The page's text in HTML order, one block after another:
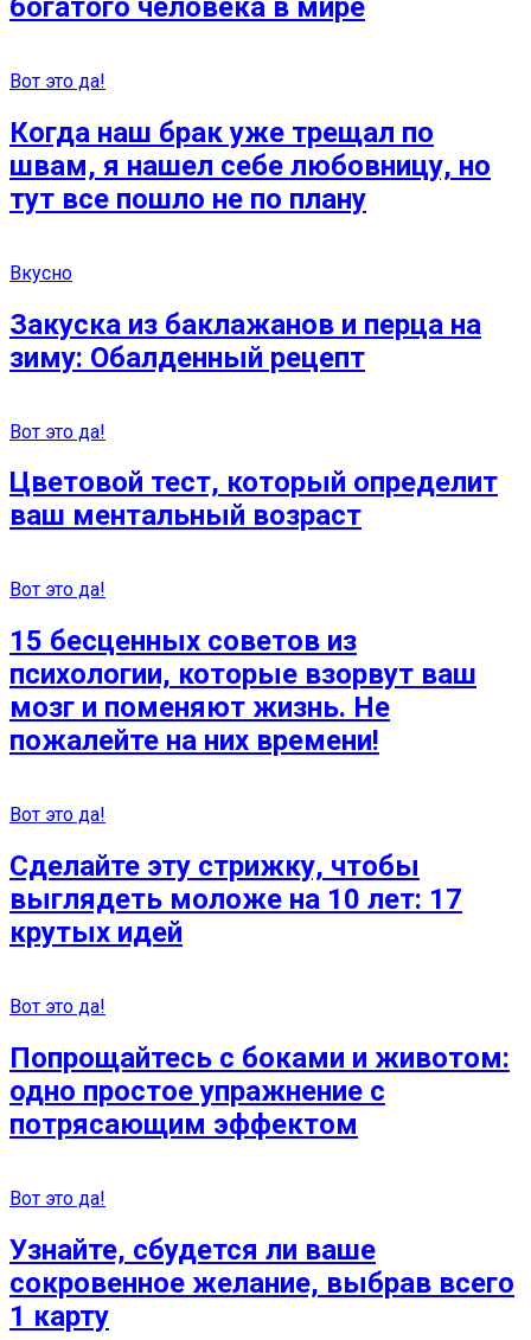
богатого человека в мире
Вот это да!
Когда наш брак уже трещал по
швам, я нашел себе любовницу, но
тут все пошло не по плану
Вкусно
Закуска из баклажанов и перца на
зиму: Обалденный рецепт
Вот это да!
Цветовой тест, который определит
ваш ментальный возраст
Вот это да!
15 бесценных советов из
психологии, которые взорвут ваш
мозг и поменяют жизнь. Не
пожалейте на них времени!
Вот это да!
Сделайте эту стрижку, чтобы
выглядеть моложе на 10 лет: 17
крутых идей
Вот это да!
Попрощайтесь с боками и животом:
одно простое упражнение с
потрясающим эффектом
Вот это да!
Узнайте, сбудется ли ваше
сокровенное желание, выбрав всего
1 карту